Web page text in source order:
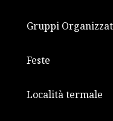
Gruppi
Feste
Località termale